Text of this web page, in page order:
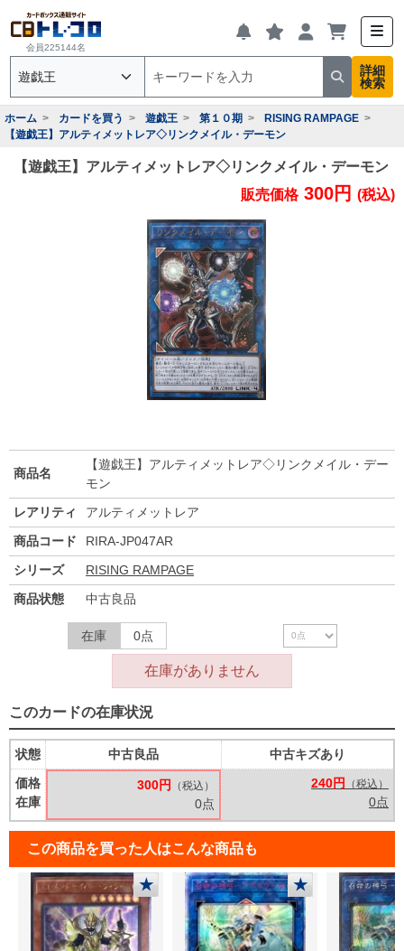
会員225144名
詳細
検索
ホーム カードを買う 遊戯王 第１０期
RISING RAMPAGE
【遊戯王】アルティメットレア◇リンクメイル・デーモン
【遊戯王】アルティメットレア◇リンクメイル・デーモン
販売価格 300円 (税込)
商品名
【遊戯王】アルティメットレア◇リンクメイル・デー
モン
レアリティ
アルティメットレア
商品コード
RIRA-JP047AR
シリーズ
RISING RAMPAGE
商品状態
中古良品
在庫 0点
在庫がありません
このカードの在庫状況
状態
価格
在庫
中古良品
300円 （税込）
0点
中古キズあり
240円
（税込）
0点
この商品を買った人はこんな商品も
★ ★